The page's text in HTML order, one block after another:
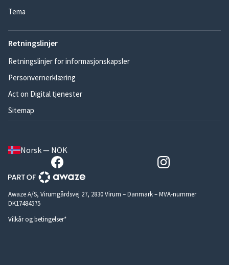
Tema
Retningslinjer
Retningslinjer for informasjonskapsler
Personvernerklæring
Act on Digital tjenester
Sitemap
Norsk — NOK
Awaze A/S, Virumgårdsvej 27, 2830 Virum – Danmark – MVA-nummer
DK17484575
Vilkår og betingelser*